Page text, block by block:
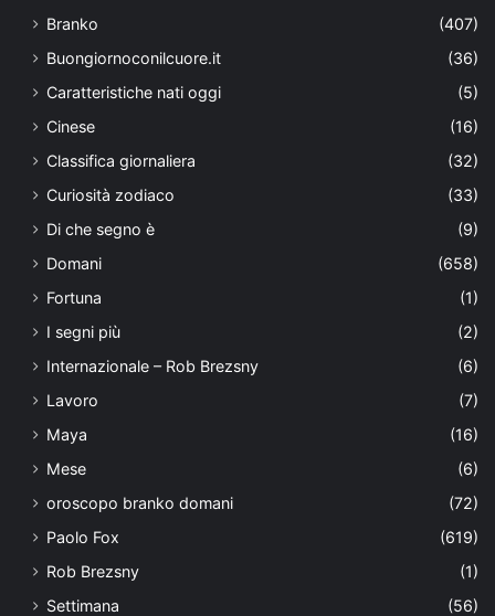
Branko
(407)
Buongiornoconilcuore.it
(36)
Caratteristiche nati oggi
(5)
Cinese
(16)
Classifica giornaliera
(32)
Curiosità zodiaco
(33)
Di che segno è
(9)
Domani
(658)
Fortuna
(1)
I segni più
(2)
Internazionale – Rob Brezsny
(6)
Lavoro
(7)
Maya
(16)
Mese
(6)
oroscopo branko domani
(72)
Paolo Fox
(619)
Rob Brezsny
(1)
Settimana
(56)